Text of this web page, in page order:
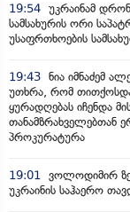
19:54 უკრაინამ
სამსახურის ორი
უსაფრთხოების
19:43 ნია იმნაძემ
უთხრა, რომ
ყურადღებას იჩენდა
თანამზრახველებთან
პროკურატურა
19:01
ვოლოდიმირ
უკრაინის საჰაერო